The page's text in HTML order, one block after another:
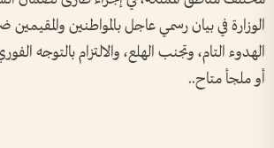
الوزارة في بيان رسمي عاجل بالمواطنين
الهدوء التام، وتجنب الهلع، والالتزام بالتوجه
أو ملجأ متاح..